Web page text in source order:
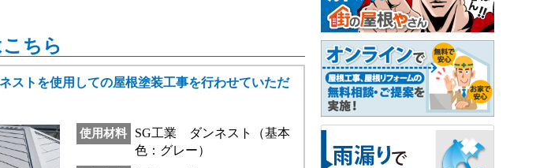
ちら
ストを使用しての屋根塗装工事を行わせていただ
使用材料
SG工業 ダンネスト（基本
色：グレー）